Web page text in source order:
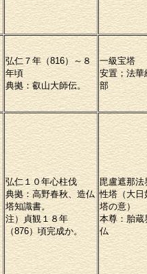
弘仁７年（816）～８
年頃
典拠：叡山大師伝。
一級宝塔
安置；法華
部
弘仁１０年心柱伐
典拠：高野春秋、造仏
塔知識書。
注）貞観１８年
（876）頃完成か。
毘盧遮那法
性塔（大日
塔の意）
本尊：胎蔵
仏